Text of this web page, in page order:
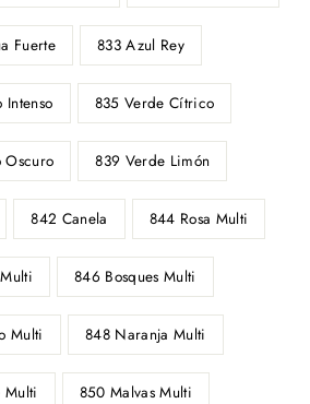
Fuerte 833 Azul Rey
835 Verde Cítrico
Oscuro 839 Verde Limón
842 Canela 844 Rosa Multi
846 Bosques Multi
Multi 848 Naranja Multi
Multi 850 Malvas Multi